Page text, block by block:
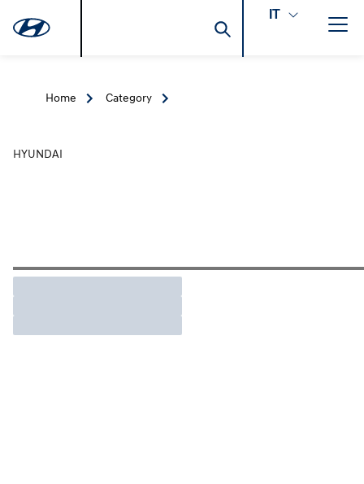
IT
Home Category
HYUNDAI